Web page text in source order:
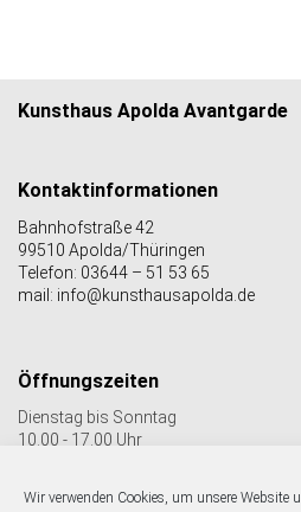
Wir verwenden Cookies, um unsere Website
Kunsthaus Apolda Avantgarde
Kontaktinformationen
Bahnhofstraße 42
99510 Apolda/Thüringen
Telefon: 03644 – 51 53 65
mail: info@kunsthausapolda.de
Öffnungszeiten
Dienstag bis Sonntag
10.00 - 17.00 Uhr